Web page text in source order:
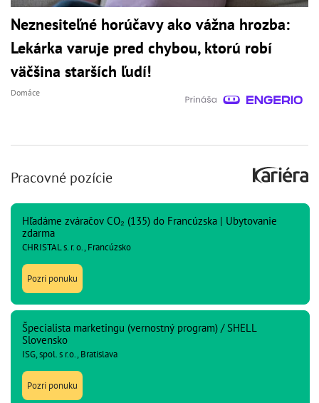
Neznesiteľné horúčavy ako vážna hrozba:
Lekárka varuje pred chybou, ktorú robí
väčšina starších ľudí!
Domáce
Pracovné pozície
Hľadáme zváračov CO₂ (135) do Francúzska | Ubytovanie
zdarma
CHRISTAL s. r. o., Francúzsko
Pozri ponuku
Špecialista marketingu (vernostný program) / SHELL
Slovensko
ISG, spol. s r.o., Bratislava
Pozri ponuku